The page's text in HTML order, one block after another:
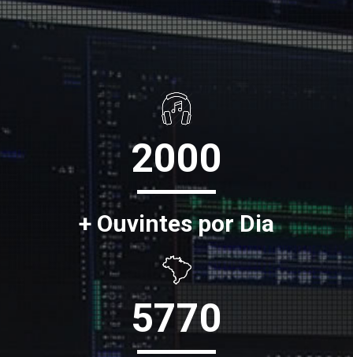
2000
+ Ouvintes por Dia
5770